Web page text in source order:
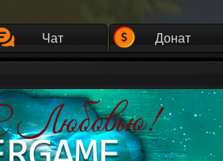
Чат Донат